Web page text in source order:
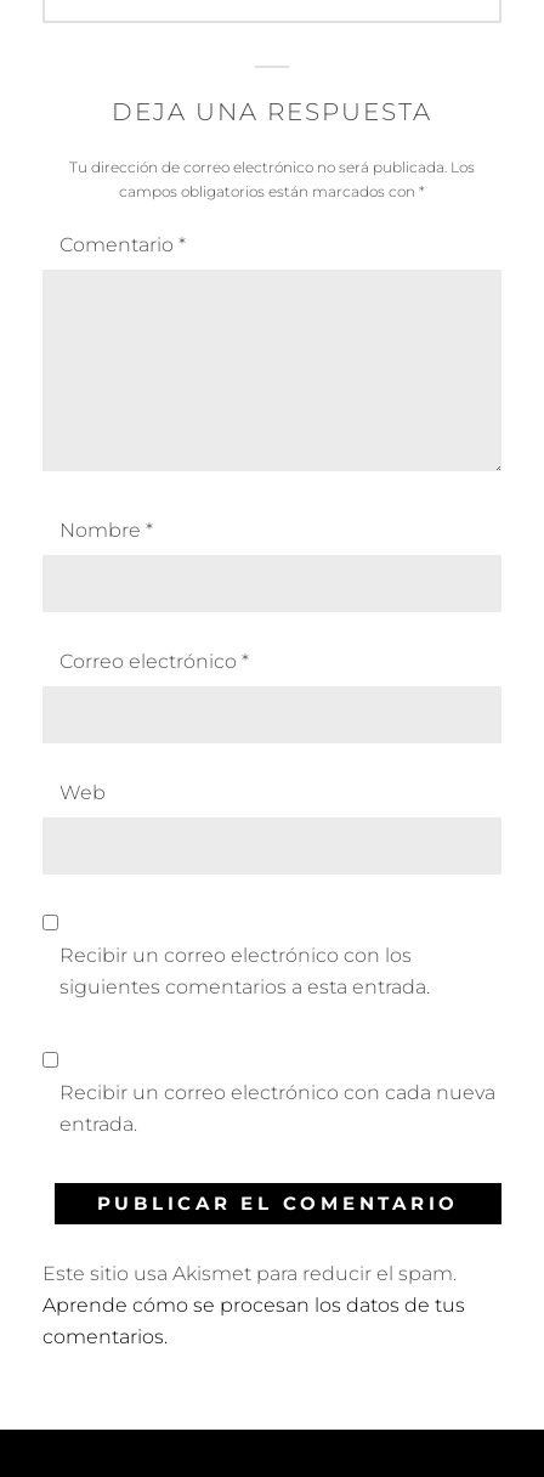
DEJA UNA RESPUESTA
Tu dirección de correo electrónico no será publicada. Los
campos obligatorios están marcados con *
Comentario *
Nombre *
Correo electrónico *
Web
Recibir un correo electrónico con los
siguientes comentarios a esta entrada.
Recibir un correo electrónico con cada nueva
entrada.
Este sitio usa Akismet para reducir el spam.
Aprende cómo se procesan los datos de tus
comentarios.